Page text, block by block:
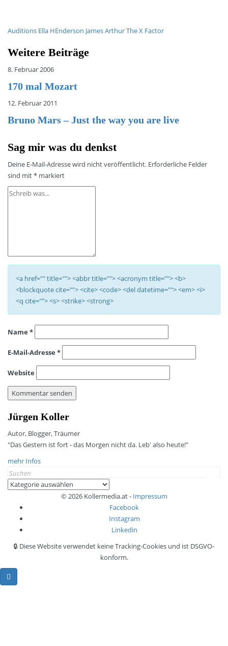
Auditions Ella HEnderson James ArthurThe X Factor
Weitere Beiträge
8. Februar 2006
170 mal Mozart
12. Februar 2011
Bruno Mars – Just the way you are live
Sag mir was du denkst
Deine E-Mail-Adresse wird nicht veröffentlicht. Erforderliche Felder
sind mit* markiert
<a href="" title=""> <abbr title=""> <acronym title=""> <b>
<blockquote cite=""> <cite> <code> <del datetime=""> <em> <i>
<q cite=""> <s> <strike> <strong>
Name *
E-Mail-Adresse *
Website
Jürgen Koller
Autor, Blogger, Träumer
"Das Gestern ist fort - das Morgen nicht da. Leb' also heute!"
mehr Infos
Search
for:
Kategorien
© 2026 Kollermedia.at - Impressum
Facebook
Instagram
Linkedin
🔒 Diese Website verwendet keine Tracking-Cookies und ist DSGVO-
konform.